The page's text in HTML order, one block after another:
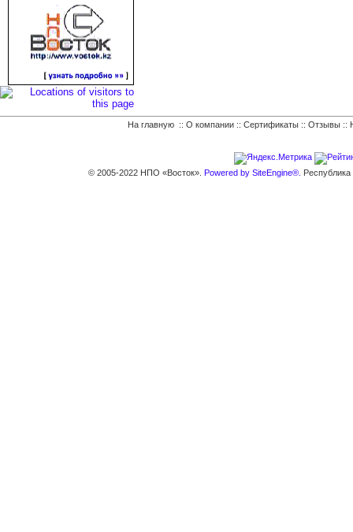
На главную :: О компании :: Сертификаты :: Отзывы ::
© 2005-2022 НПО «Восток». Powered by SiteEngine®.